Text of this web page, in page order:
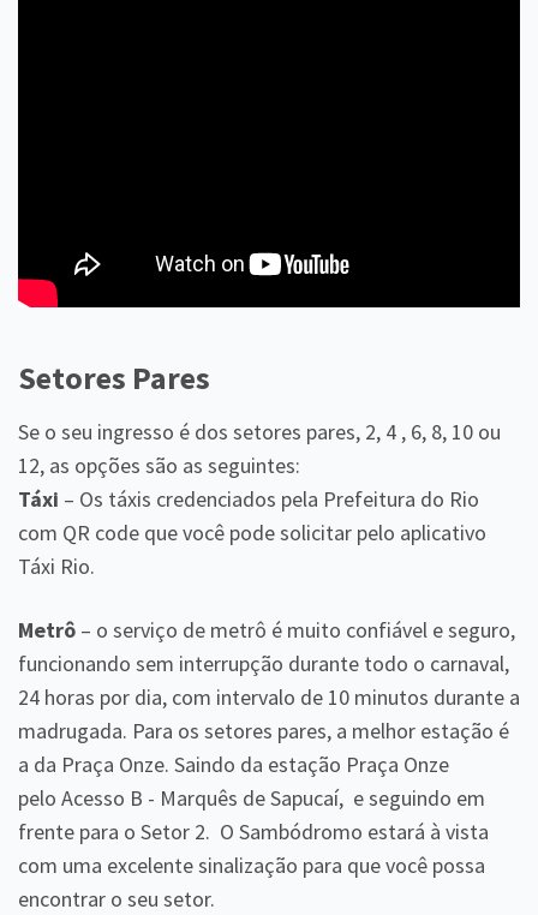
Setores Pares
Se o seu ingresso é dos setores pares, 2, 4 , 6, 8, 10 ou
12, as opções são as seguintes:
Táxi – Os táxis credenciados pela Prefeitura do Rio
com QR code que você pode solicitar pelo aplicativo
Táxi Rio.
Metrô – o serviço de metrô é muito confiável e seguro,
funcionando sem interrupção durante todo o carnaval,
24 horas por dia, com intervalo de 10 minutos durante a
madrugada. Para os setores pares, a melhor estação é
a da Praça Onze. Saindo da estação Praça Onze
pelo Acesso B - Marquês de Sapucaí, e seguindo em
frente para o Setor 2. O Sambódromo estará à vista
com uma excelente sinalização para que você possa
encontrar o seu setor.